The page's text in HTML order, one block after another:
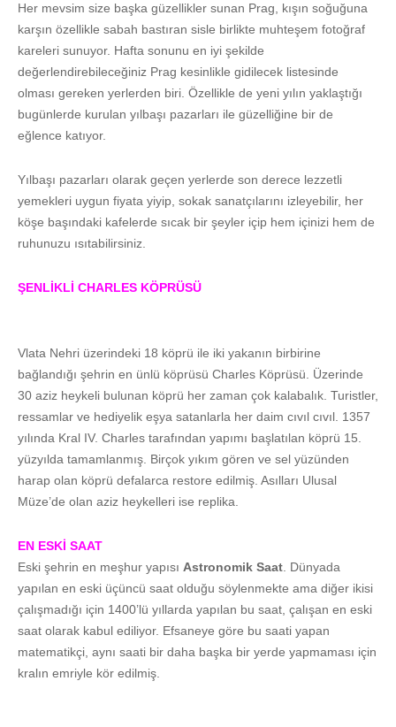
Her mevsim size başka güzellikler sunan Prag, kışın soğuğuna
karşın özellikle sabah bastıran sisle birlikte muhteşem fotoğraf
kareleri sunuyor. Hafta sonunu en iyi şekilde
değerlendirebileceğiniz Prag kesinlikle gidilecek listesinde
olması gereken yerlerden biri. Özellikle de yeni yılın yaklaştığı
bugünlerde kurulan yılbaşı pazarları ile güzelliğine bir de
eğlence katıyor.
Yılbaşı pazarları olarak geçen yerlerde son derece lezzetli
yemekleri uygun fiyata yiyip, sokak sanatçılarını izleyebilir, her
köşe başındaki kafelerde sıcak bir şeyler içip hem içinizi hem de
ruhunuzu ısıtabilirsiniz.
ŞENLİKLİ CHARLES KÖPRÜSÜ
Vlata Nehri üzerindeki 18 köprü ile iki yakanın birbirine
bağlandığı şehrin en ünlü köprüsü Charles Köprüsü. Üzerinde
30 aziz heykeli bulunan köprü her zaman çok kalabalık. Turistler,
ressamlar ve hediyelik eşya satanlarla her daim cıvıl cıvıl. 1357
yılında Kral IV. Charles tarafından yapımı başlatılan köprü 15.
yüzyılda tamamlanmış. Birçok yıkım gören ve sel yüzünden
harap olan köprü defalarca restore edilmiş. Asılları Ulusal
Müze’de olan aziz heykelleri ise replika.
EN ESKİ SAAT
Eski şehrin en meşhur yapısı Astronomik Saat . Dünyada
yapılan en eski üçüncü saat olduğu söylenmekte ama diğer ikisi
çalışmadığı için 1400’lü yıllarda yapılan bu saat, çalışan en eski
saat olarak kabul ediliyor. Efsaneye göre bu saati yapan
matematikçi, aynı saati bir daha başka bir yerde yapmaması için
kralın emriyle kör edilmiş.